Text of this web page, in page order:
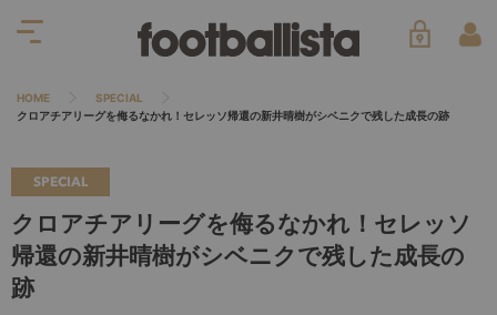
HOME
SPECIAL
クロアチアリーグを侮るなかれ！セレッソ帰還の新井晴樹がシベニクで残した成長の跡
SPECIAL
クロアチアリーグを侮るなかれ！セレッソ
帰還の新井晴樹がシベニクで残した成長の
跡